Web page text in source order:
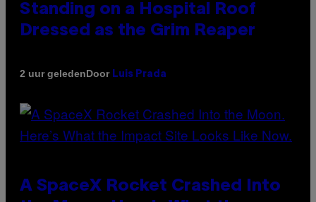
Standing on a Hospital Roof
Dressed as the Grim Reaper
2 uur geledenDoor Luis Prada
A SpaceX Rocket Crashed Into